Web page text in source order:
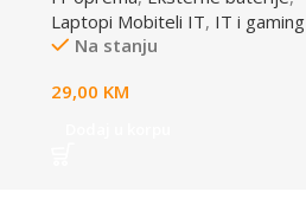
Laptopi Mobiteli IT, IT i gaming
Na stanju
29,00 KM